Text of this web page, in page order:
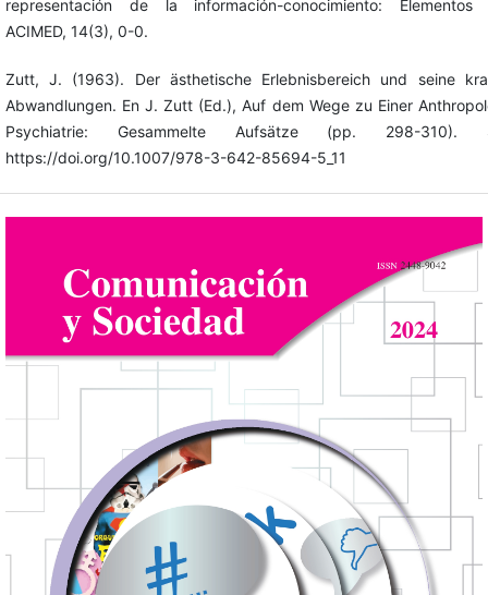
representación de la información-conocimiento: Elementos
ACIMED, 14(3), 0-0.
Zutt, J. (1963). Der ästhetische Erlebnisbereich und seine
Abwandlungen. En J. Zutt (Ed.), Auf dem Wege zu Einer
Psychiatrie: Gesammelte Aufsätze (pp. 298-310).
https://doi.org/10.1007/978-3-642-85694-5_11